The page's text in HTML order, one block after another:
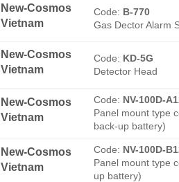
New-Cosmos
Vietnam
Code: B-770
Gas Dector Alarm
New-Cosmos
Vietnam
Code: KD-5G
Detector Head
New-Cosmos
Vietnam
Code: NV-100D-
Panel mount type
back-up battery)
New-Cosmos
Vietnam
Code: NV-100D-
Panel mount type
up battery)